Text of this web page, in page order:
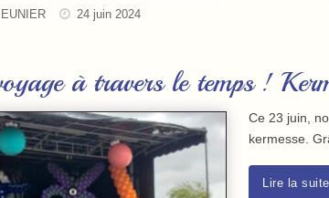
24 juin 2024
à travers le temps !
Ce 23 juin,
kermesse.
Lire la